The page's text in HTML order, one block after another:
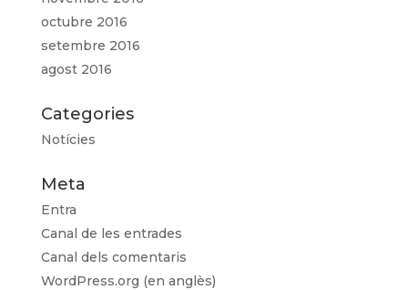
octubre 2016
setembre 2016
agost 2016
Categories
Notícies
Meta
Entra
Canal de les entrades
Canal dels comentaris
WordPress.org (en anglès)